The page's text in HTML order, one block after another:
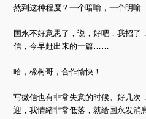
然到这种程度？一个暗喻，一个明
国永不好意思了，说，好吧，我招了
信，今早赶出来的一篇……
哈，橡树哥，合作愉快！
写微信也有非常失意的时候。好几次
迎，我情绪非常低落，就给国永发消